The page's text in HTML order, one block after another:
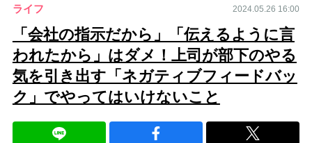
ライフ 2024.05.26 16:00
「会社の指示だから」「伝えるように言
われたから」はダメ！上司が部下のやる
気を引き出す「ネガティブフィードバッ
ク」でやってはいけないこと